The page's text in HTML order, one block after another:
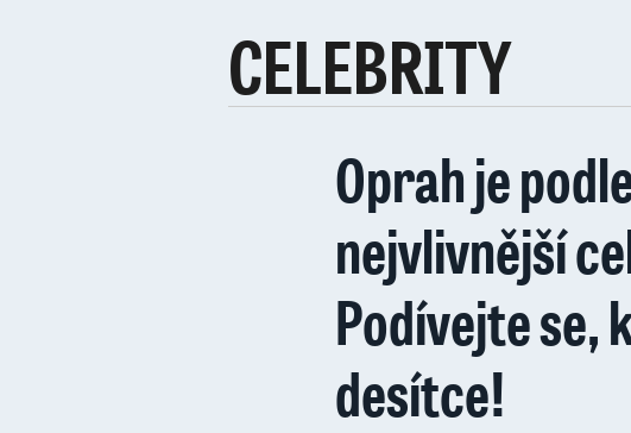
CELEBRITY
Oprah je
nejvlivnější
Podívejte se,
desítce!